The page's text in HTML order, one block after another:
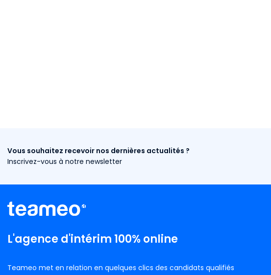
Vous souhaitez recevoir nos dernières actualités ?
Inscrivez-vous à notre newsletter
L'agence d'intérim 100% online
Teameo met en relation en quelques clics des candidats qualifiés